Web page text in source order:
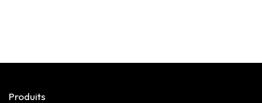
Produits